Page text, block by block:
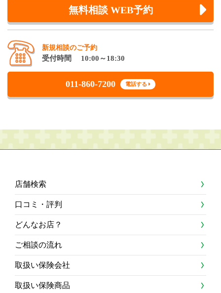
無料相談 WEB予約
新規相談のご予約
受付時間 10:00～18:30
011-860-7200 電話する
店舗検索
口コミ・評判
どんなお店？
ご相談の流れ
取扱い保険会社
取扱い保険商品